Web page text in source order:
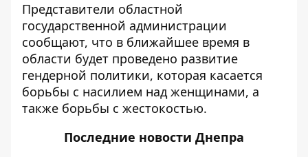
Представители областной
государственной администрации
сообщают, что в ближайшее время в
области будет проведено развитие
гендерной политики, которая касается
борьбы с насилием над женщинами, а
также борьбы с жестокостью.
Последние новости Днепра